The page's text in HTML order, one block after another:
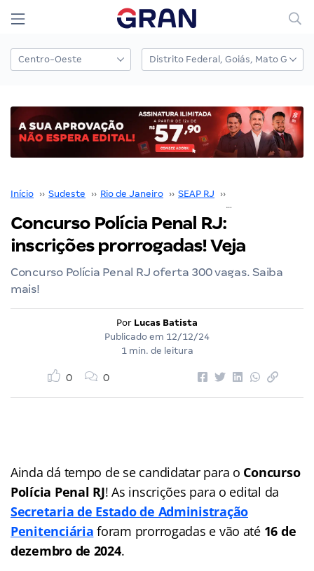
Início ›› Sudeste ›› Rio de Janeiro ›› SEAP RJ ››
Concurso Polícia Penal RJ:
inscrições prorrogadas! Veja
Concurso Polícia Penal RJ oferta 300 vagas. Saiba
mais!
Por Lucas Batista
Publicado em 12/12/24
1 min. de leitura
0 0
Ainda dá tempo de se candidatar para o Concurso
Polícia Penal RJ! As inscrições para o edital da
Secretaria de Estado de Administração
Penitenciária foram prorrogadas e vão até 16 de
dezembro de 2024.